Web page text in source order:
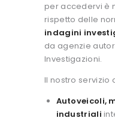
per accedervi è
rispetto delle
indagini
da agenzie
Investigazioni.
Il nostro servizio
Autoveicoli,
industriali